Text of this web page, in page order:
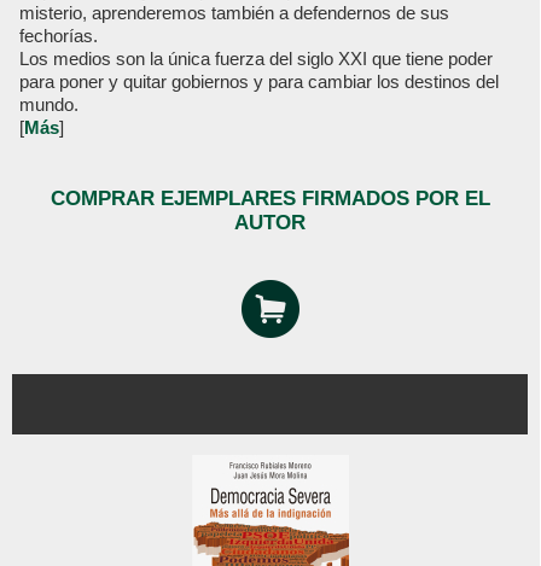
misterio, aprenderemos también a defendernos de sus
fechorías.
Los medios son la única fuerza del siglo XXI que tiene poder
para poner y quitar gobiernos y para cambiar los destinos del
mundo.
[Más]
COMPRAR EJEMPLARES FIRMADOS POR EL
AUTOR